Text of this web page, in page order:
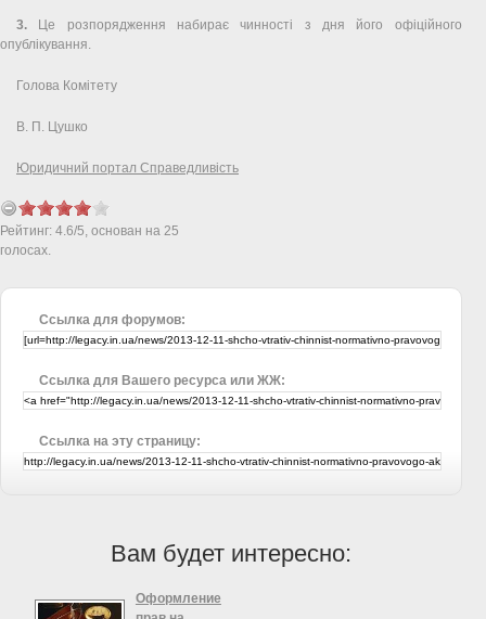
3. Це розпорядження набирає чинності з дня його офіційного
опублікування.
Голова Комітету
В. П. Цушко
Юридичний портал Справедливість
Рейтинг: 4.6/5, основан на 25
голосах.
Ссылка для форумов:
Ссылка для Вашего ресурса или ЖЖ:
Ссылка на эту страницу:
Вам будет интересно:
Оформление